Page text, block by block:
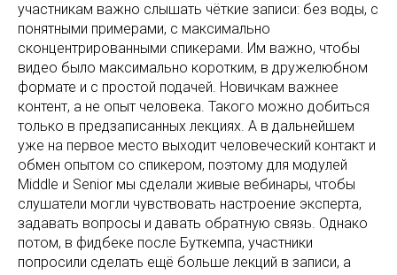
участникам важно слышать чёткие записи: без воды, с
понятными примерами, с максимально
сконцентрированными спикерами. Им важно, чтобы
видео было максимально коротким, в дружелюбном
формате и с простой подачей. Новичкам важнее
контент, а не опыт человека. Такого можно добиться
только в предзаписанных лекциях. А в дальнейшем
уже на первое место выходит человеческий контакт и
обмен опытом со спикером, поэтому для модулей
Middle и Senior мы сделали живые вебинары, чтобы
слушатели могли чувствовать настроение эксперта,
задавать вопросы и давать обратную связь. Однако
потом, в фидбеке после Буткемпа, участники
попросили сделать ещё больше лекций в записи, а